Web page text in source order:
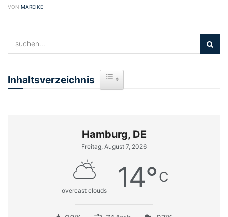
VON MAREIKE
Inhaltsverzeichnis Toggle Table of Content
Hamburg, DE
Freitag, August 7, 2026
overcast clouds 14°C